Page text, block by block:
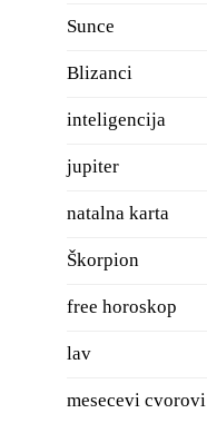
Sunce
Blizanci
inteligencija
jupiter
natalna karta
Škorpion
free horoskop
lav
mesecevi cvorovi